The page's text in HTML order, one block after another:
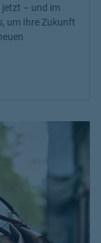
– und im
um Ihre Zukunft